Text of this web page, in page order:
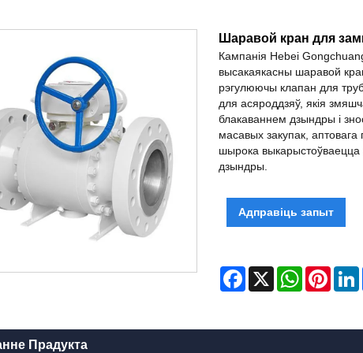
Шаравой кран для
Кампанія Hebei
высакаякасны шаравой
рэгулюючы клапан для
для асяроддзяў, якія
блакаваннем дзындры і
масавых закупак, аптовага
шырока выкарыстоўваецца
дзындры.​
Адправіць запыт
Facebook
X WhatsApp
Прадукта